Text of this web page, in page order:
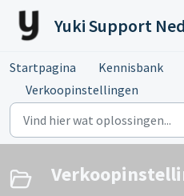
Doorgaan naar hoofdinhoud
Yuki Support
Startpagina Kennisbank
Verkoopinstellingen